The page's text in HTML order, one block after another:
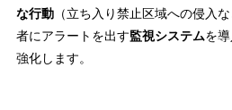
な行動（立ち入り禁止区域への侵入
者にアラートを出す監視システムを導
強化します。